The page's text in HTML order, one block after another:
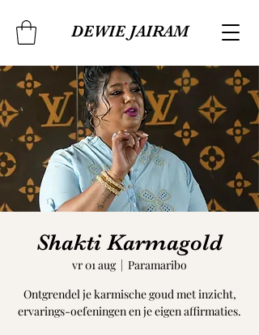
DEWIE JAIRAM
Shakti Karmagold
vr 01 aug
  |
Paramaribo
Ontgrendel je karmische goud met inzicht,
ervarings-oefeningen en je eigen affirmaties.